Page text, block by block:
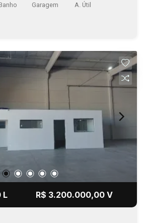
Garagem A. Útil
L R$ 3.200.000,00 V